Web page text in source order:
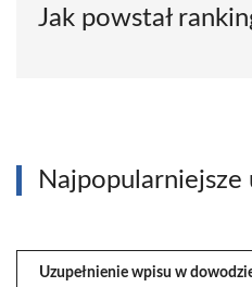
Jak powstał
Najpopularniejsze
Uzupełnienie wpisu w